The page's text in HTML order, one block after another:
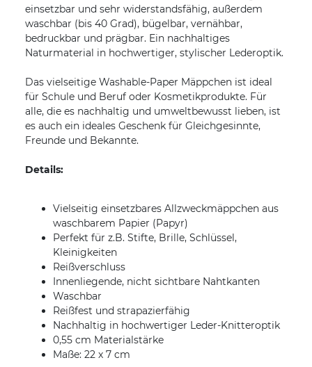
einsetzbar und sehr widerstandsfähig, außerdem
waschbar (bis 40 Grad), bügelbar, vernähbar,
bedruckbar und prägbar. Ein nachhaltiges
Naturmaterial in hochwertiger, stylischer Lederoptik.
Das vielseitige Washable-Paper Mäppchen ist ideal
für Schule und Beruf oder Kosmetikprodukte. Für
alle, die es nachhaltig und umweltbewusst lieben, ist
es auch ein ideales Geschenk für Gleichgesinnte,
Freunde und Bekannte.
Details:
Vielseitig einsetzbares Allzweckmäppchen aus
waschbarem Papier (Papyr)
Perfekt für z.B. Stifte, Brille, Schlüssel,
Kleinigkeiten
Reißverschluss
Innenliegende, nicht sichtbare Nahtkanten
Waschbar
Reißfest und strapazierfähig
Nachhaltig in hochwertiger Leder-Knitteroptik
0,55 cm Materialstärke
Maße: 22 x 7 cm